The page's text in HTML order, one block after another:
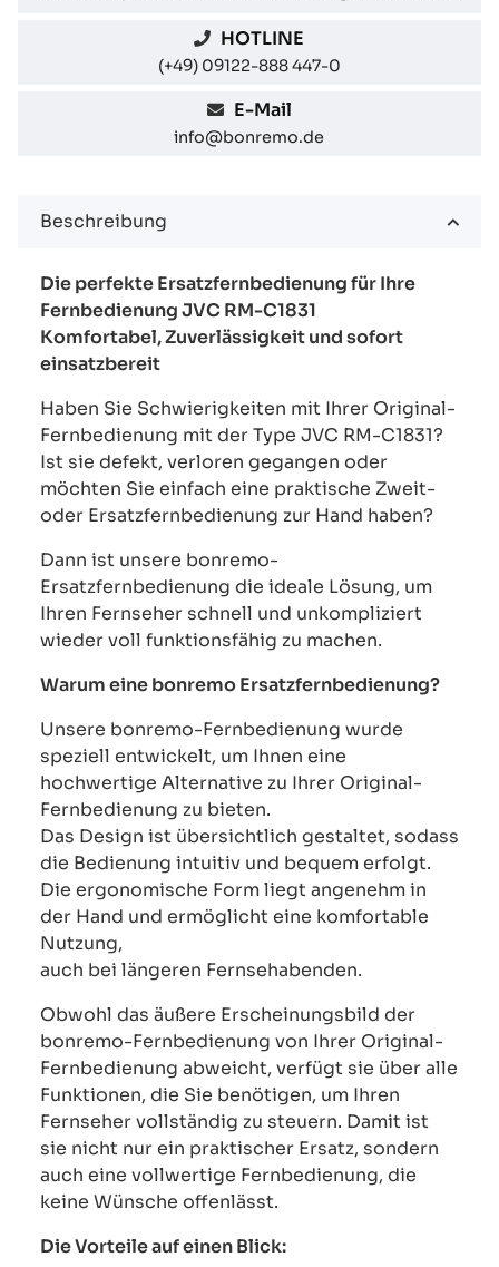
HOTLINE
(+49) 09122-888 447-0
E-Mail
info@bonremo.de
Beschreibung
Die perfekte Ersatzfernbedienung für Ihre
Fernbedienung JVC RM-C1831
Komfortabel, Zuverlässigkeit und sofort
einsatzbereit
Haben Sie Schwierigkeiten mit Ihrer Original-
Fernbedienung mit der Type JVC RM-C1831?
Ist sie defekt, verloren gegangen oder
möchten Sie einfach eine praktische Zweit-
oder Ersatzfernbedienung zur Hand haben?
Dann ist unsere bonremo-
Ersatzfernbedienung die ideale Lösung, um
Ihren Fernseher schnell und unkompliziert
wieder voll funktionsfähig zu machen.
Warum eine bonremo Ersatzfernbedienung?
Unsere bonremo-Fernbedienung wurde
speziell entwickelt, um Ihnen eine
hochwertige Alternative zu Ihrer Original-
Fernbedienung zu bieten.
Das Design ist übersichtlich gestaltet, sodass
die Bedienung intuitiv und bequem erfolgt.
Die ergonomische Form liegt angenehm in
der Hand und ermöglicht eine komfortable
Nutzung,
auch bei längeren Fernsehabenden.
Obwohl das äußere Erscheinungsbild der
bonremo-Fernbedienung von Ihrer Original-
Fernbedienung abweicht, verfügt sie über alle
Funktionen, die Sie benötigen, um Ihren
Fernseher vollständig zu steuern. Damit ist
sie nicht nur ein praktischer Ersatz, sondern
auch eine vollwertige Fernbedienung, die
keine Wünsche offenlässt.
Die Vorteile auf einen Blick: